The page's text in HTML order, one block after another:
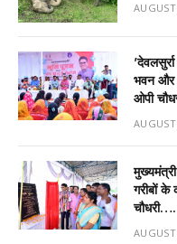
भवन और
ओपी
गरीबों के
चौधरी….